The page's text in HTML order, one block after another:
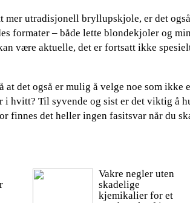
utradisjonell bryllupskjole, er det
formater – både lette blondekjoler og
være aktuelle, det er fortsatt ikke
det også er mulig å velge noe som
i hvitt? Til syvende og sist er det viktig å
finnes det heller ingen fasitsvar når du
Vakre negler uten
skadelige
kjemikalier for et